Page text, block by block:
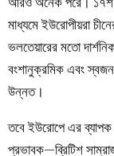
মাধ্যমে ইউরোপীয়রা
ভলতেয়ারের মতো
বংশানুক্রমিক এবং
উন্নত।
তবে ইউরোপে এর
প্রভাবক—ব্রিটিশ